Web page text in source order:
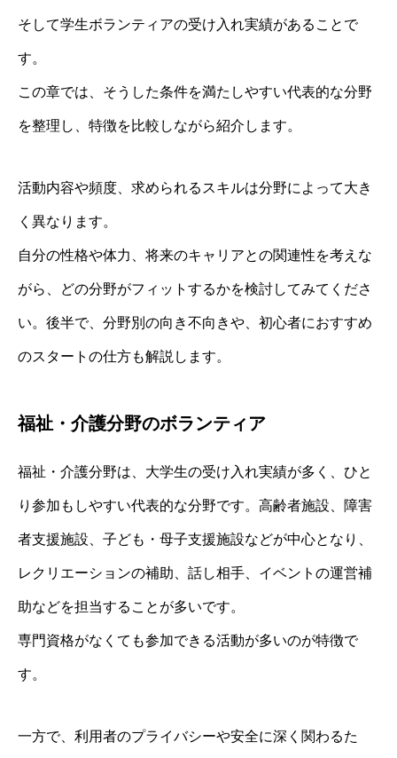
そして学生ボランティアの受け入れ実績があることで
す。
この章では、そうした条件を満たしやすい代表的な分野
を整理し、特徴を比較しながら紹介します。
活動内容や頻度、求められるスキルは分野によって大き
く異なります。
自分の性格や体力、将来のキャリアとの関連性を考えな
がら、どの分野がフィットするかを検討してみてくださ
い。後半で、分野別の向き不向きや、初心者におすすめ
のスタートの仕方も解説します。
福祉・介護分野のボランティア
福祉・介護分野は、大学生の受け入れ実績が多く、ひと
り参加もしやすい代表的な分野です。高齢者施設、障害
者支援施設、子ども・母子支援施設などが中心となり、
レクリエーションの補助、話し相手、イベントの運営補
助などを担当することが多いです。
専門資格がなくても参加できる活動が多いのが特徴で
す。
一方で、利用者のプライバシーや安全に深く関わるた